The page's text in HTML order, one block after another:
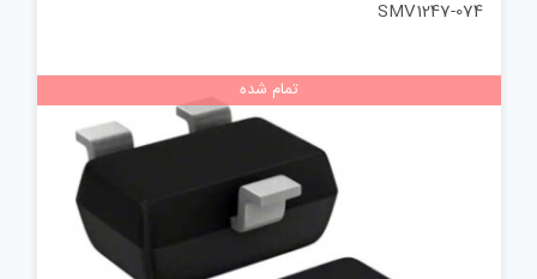
SMV1247-074
تمام شده